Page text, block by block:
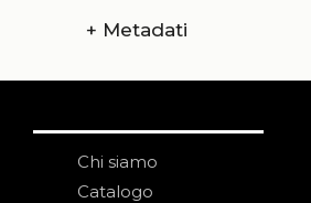
+ Metadati
Chi siamo
Catalogo